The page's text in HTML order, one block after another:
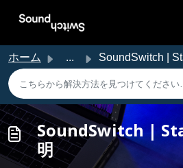
ホーム ... SoundSwitch | Static Looks の
SoundSwitch |
明